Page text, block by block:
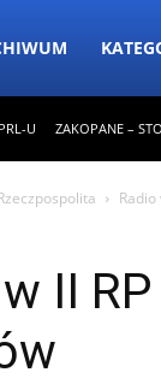
U ZAKOPANE –
Radio
II